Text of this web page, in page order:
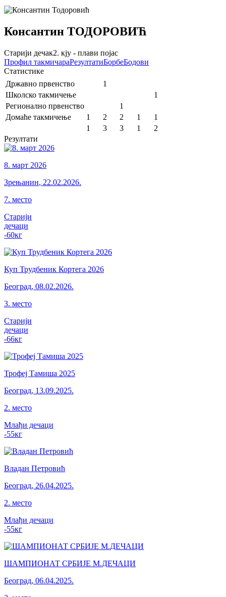
Консантин ТОДОРОВИЋ
Старији дечак2. кју - плави појас
Профил такмичараРезултатиБорбеБодови
Статистике
Државно првенство
1
Школско такмичење
1
Регионално првенство
1
Домаће такмичење
1 2 2 1
1
1
3 3 1
2
Резултати
8. март 2026
Зрењанин, 22.02.2026.
7. место
Старији
дечаци
-60кг
Куп Трудбеник Кортега 2026
Београд, 08.02.2026.
3. место
Старији
дечаци
-66кг
Трофеј Тамиша 2025
Београд, 13.09.2025.
2. место
Млађи дечаци
-55кг
Владан Петровић
Београд, 26.04.2025.
2. место
Млађи дечаци
-55кг
ШАМПИОНАТ СРБИЈЕ М.ДЕЧАЦИ
Београд, 06.04.2025.